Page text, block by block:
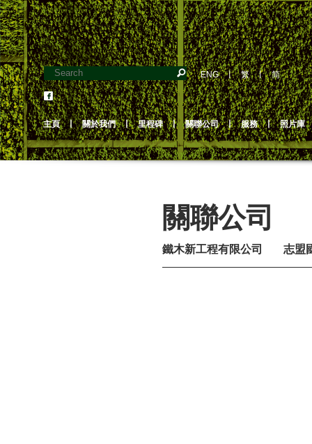
ENG丨繁丨简
主頁 丨 關於我們 丨 里程碑 丨 關聯公司 丨 服務 丨 照片庫
關聯公司
鐵木新工程有限公司 志盟